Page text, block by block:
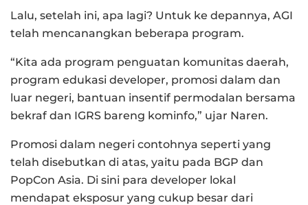
Lalu, setelah ini, apa lagi? Untuk ke depannya, AGI
telah mencanangkan beberapa program.
“Kita ada program penguatan komunitas daerah,
program edukasi developer, promosi dalam dan
luar negeri, bantuan insentif permodalan bersama
bekraf dan IGRS bareng kominfo,” ujar Naren.
Promosi dalam negeri contohnya seperti yang
telah disebutkan di atas, yaitu pada BGP dan
PopCon Asia. Di sini para developer lokal
mendapat eksposur yang cukup besar dari